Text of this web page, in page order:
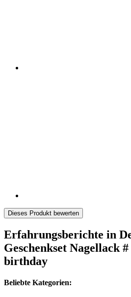
Dieses Produkt bewerten
Erfahrungsberichte in
Geschenkset Nagellack
birthday
Beliebte Kategorien: